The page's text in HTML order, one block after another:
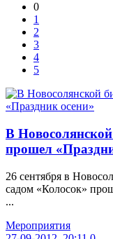
0
1
2
3
4
5
В
прошел
26 сентября в
садом «Колосок»
...
Мероприятия